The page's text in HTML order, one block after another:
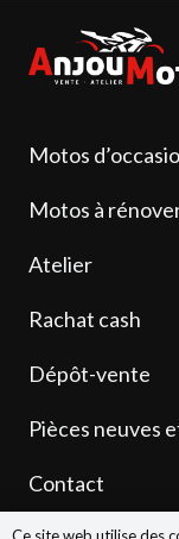
Motos
Motos à
Atelier
Rachat cash
Dépôt-vente
Pièces neuves
Contact